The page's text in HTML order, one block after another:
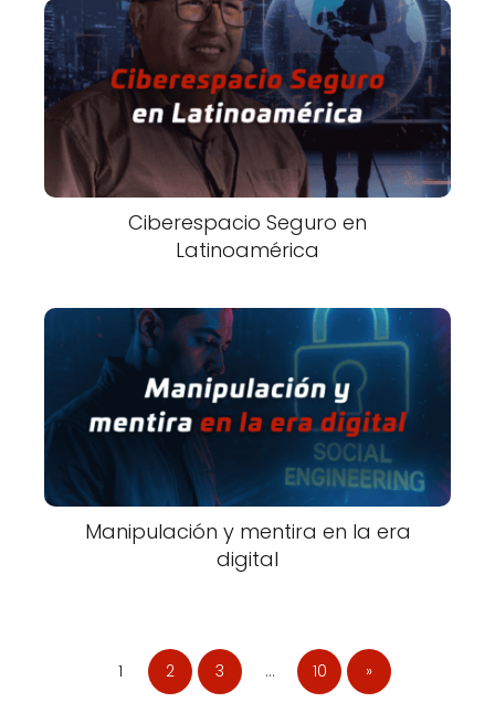
Ciberespacio Seguro en
Latinoamérica
Manipulación y mentira en la era
digital
1 2 3 … 10 »